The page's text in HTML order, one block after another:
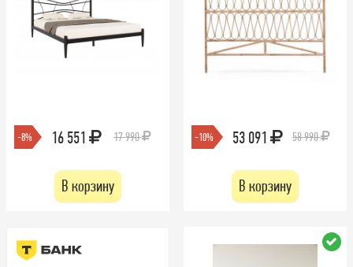
-8% 16 551 17 990
В корзину
-10% 53 091 58 990
В корзину